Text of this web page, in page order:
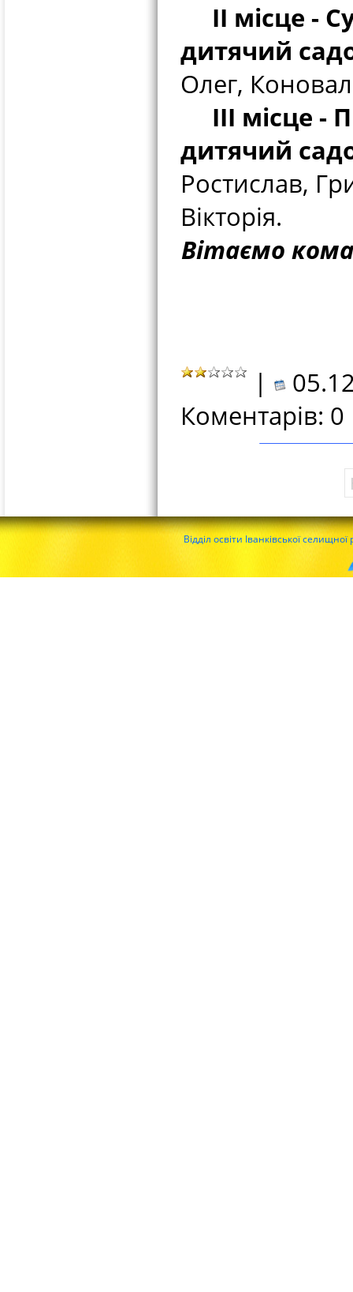
ІІ місце -
дитячий
Олег,
ІІІ місце -
дитячий
Ростислав,
Вікторія.
Вітаємо
|
Коментарів:
Відділ освіти Іванківської селищної